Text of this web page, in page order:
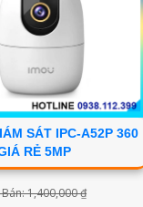
SÁT IPC-A52P 360
RẺ 5MP
1,400,000 ₫